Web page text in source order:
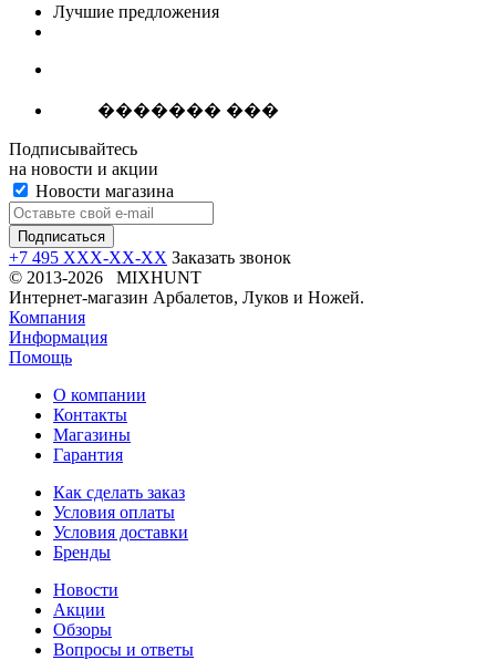
Лучшие предложения
������� ���
Подписывайтесь
на новости и акции
Новости магазина
+7 495 XXX-XX-XX Заказать звонок
© 2013-2026 MIXHUNT
Интернет-магазин Арбалетов, Луков и Ножей.
Компания
Информация
Помощь
О компании
Контакты
Магазины
Гарантия
Как сделать заказ
Условия оплаты
Условия доставки
Бренды
Новости
Акции
Обзоры
Вопросы и ответы